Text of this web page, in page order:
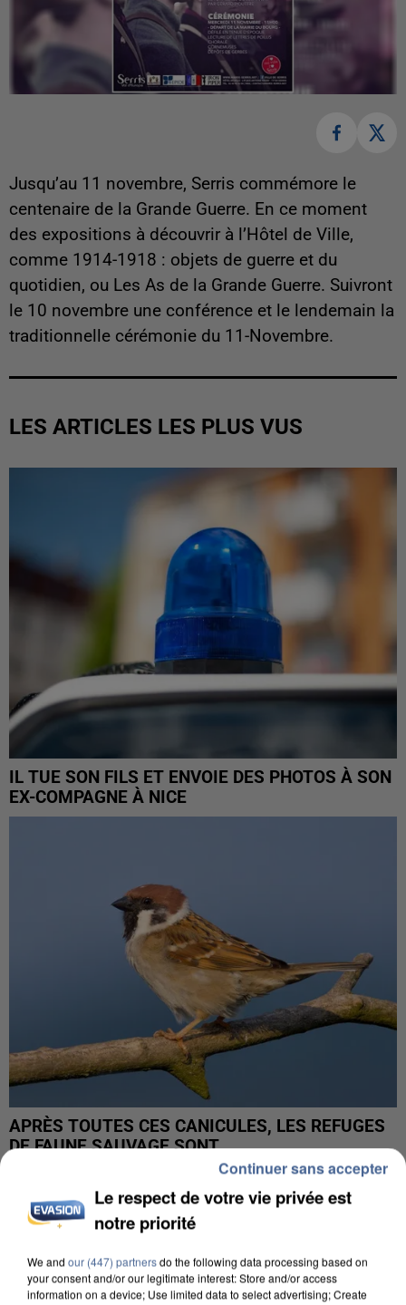
Jusqu’au 11 novembre, Serris commémore le
centenaire de la Grande Guerre. En ce moment
des expositions à découvrir à l’Hôtel de Ville,
comme 1914-1918 : objets de guerre et du
quotidien, ou Les As de la Grande Guerre. Suivront
le 10 novembre une conférence et le lendemain la
traditionnelle cérémonie du 11-Novembre.
LES ARTICLES LES PLUS VUS
IL TUE SON FILS ET ENVOIE DES PHOTOS À SON
EX-COMPAGNE À NICE
APRÈS TOUTES CES CANICULES, LES REFUGES
DE FAUNE SAUVAGE SONT...
Le respect de votre vie privée est
notre priorité
We and our (447) partnersdo the following data processing based on
your consent and/or our legitimate interest: Store and/or access
information on a device; Use limited data to select advertising; Create
Continuer sans accepter